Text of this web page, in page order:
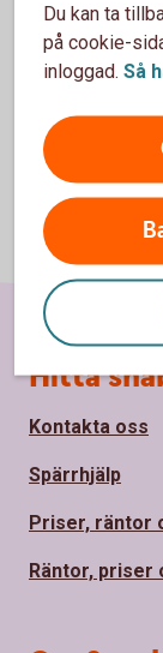
Du kan ta
på cookie-
inloggad. Så
Sidfot
Hitta
Kontakta oss
Spärrhjälp
Priser, räntor
Räntor,